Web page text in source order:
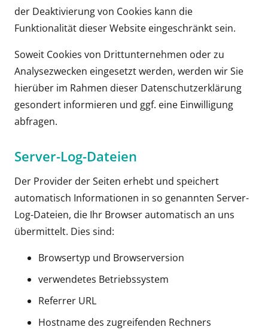
der Deaktivierung von Cookies kann die
Funktionalität dieser Website eingeschränkt sein.
Soweit Cookies von Drittunternehmen oder zu
Analysezwecken eingesetzt werden, werden wir Sie
hierüber im Rahmen dieser Datenschutzerklärung
gesondert informieren und ggf. eine Einwilligung
abfragen.
Server-Log-Dateien
Der Provider der Seiten erhebt und speichert
automatisch Informationen in so genannten Server-
Log-Dateien, die Ihr Browser automatisch an uns
übermittelt. Dies sind:
Browsertyp und Browserversion
verwendetes Betriebssystem
Referrer URL
Hostname des zugreifenden Rechners